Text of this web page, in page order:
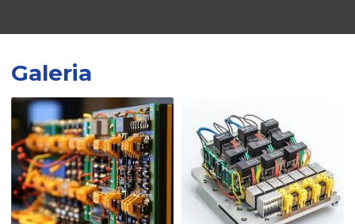
Galeria